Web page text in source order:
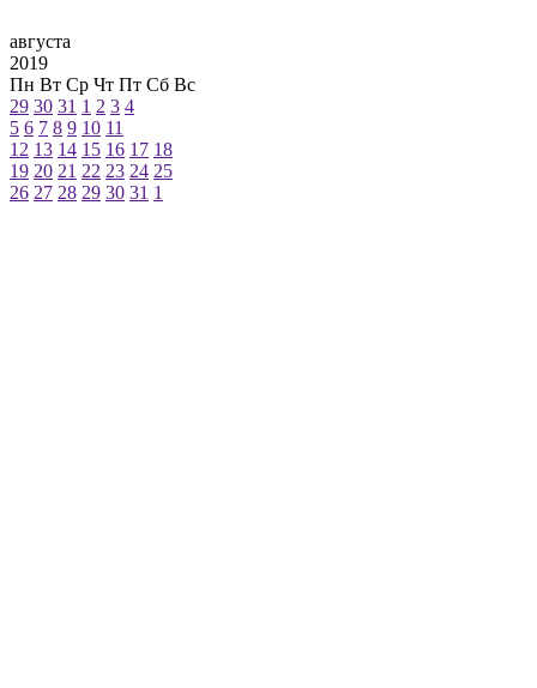
августа
2019
Пн Вт Ср Чт Пт Сб Вс
29 30 31 1 2 3 4
5 6 7 8 9 10 11
12 13 14 15 16 17 18
19 20 21 22 23 24 25
26 27 28 29 30 31 1